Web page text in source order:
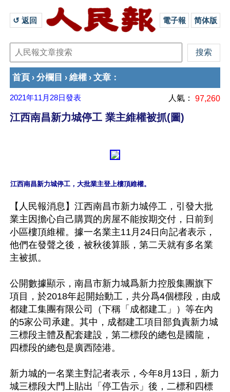
↺ 返回 電子報 简体版
首頁 › 分欄目 › 維權 › 文章 ：
2021年11月28日發表 人氣： 97,260
江西南昌新力城停工 業主維權被抓(圖)
【人民報消息】江西南昌市新力城停工，引發大批
業主因擔心自己購買的房屋不能按期交付，日前到
小區樓頂維權。據一名業主11月24日向記者表示，
他們在發聲之後，被秋後算賬，第二天就有多名業
主被抓。
公開數據顯示，南昌市新力城爲新力控股集團旗下
項目，於2018年起開始動工，共分爲4個標段，由成
都建工集團有限公司（下稱「成都建工」）等在內
的5家公司承建。其中，成都建工項目部負責新力城
三標段主體及配套建設，第二標段的總包是國龍，
四標段的總包是廣西陸港。
新力城的一名業主對記者表示，今年8月13日，新力
城三標段大門上貼出「停工告示」後，二標和四標